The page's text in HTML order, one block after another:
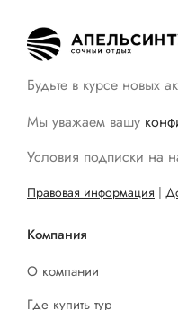
Будьте в курсе новых
Мы уважаем вашу
Условия подписки на
Правовая информация |
Компания
О компании
Где купить тур